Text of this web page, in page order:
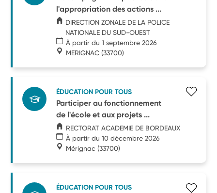
l'appropriation des actions ...
DIRECTION ZONALE DE LA POLICE
NATIONALE DU SUD-OUEST
À partir du 1 septembre 2026
MERIGNAC (33700)
ÉDUCATION POUR TOUS
Participer au fonctionnement
de l'école et aux projets ...
RECTORAT ACADEMIE DE BORDEAUX
À partir du 10 décembre 2026
Mérignac (33700)
ÉDUCATION POUR TOUS